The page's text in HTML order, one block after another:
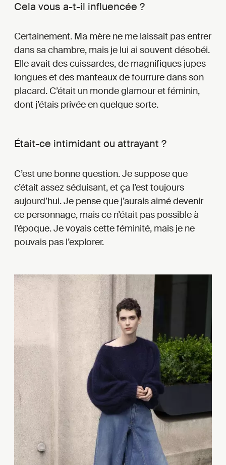
Cela vous a-t-il influencée ?
Certainement. Ma mère ne me laissait pas entrer
dans sa chambre, mais je lui ai souvent désobéi.
Elle avait des cuissardes, de magnifiques jupes
longues et des manteaux de fourrure dans son
placard. C’était un monde glamour et féminin,
dont j’étais privée en quelque sorte.
Était-ce intimidant ou attrayant ?
C’est une bonne question. Je suppose que
c’était assez séduisant, et ça l’est toujours
aujourd’hui. Je pense que j’aurais aimé devenir
ce personnage, mais ce n’était pas possible à
l’époque. Je voyais cette féminité, mais je ne
pouvais pas l’explorer.